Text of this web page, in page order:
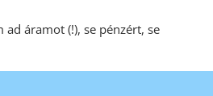
áramot (!), se pénzért, se